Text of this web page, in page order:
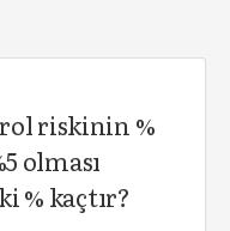
riskinin %
olması
% kaçtır?